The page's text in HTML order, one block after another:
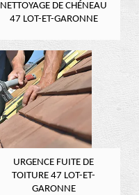
NETTOYAGE DE CHÉNEAU
47 LOT-ET-GARONNE
URGENCE FUITE DE
TOITURE 47 LOT-ET-
GARONNE